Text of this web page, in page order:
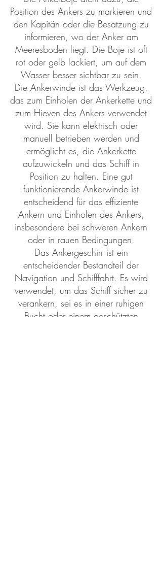
Position des Ankers zu markieren und
den Kapitän oder die Besatzung zu
informieren, wo der Anker am
Meeresboden liegt. Die Boje ist oft
rot oder gelb lackiert, um auf dem
Wasser besser sichtbar zu sein.
Die Ankerwinde ist das Werkzeug,
das zum Einholen der Ankerkette und
zum Hieven des Ankers verwendet
wird. Sie kann elektrisch oder
manuell betrieben werden und
ermöglicht es, die Ankerkette
aufzuwickeln und das Schiff in
Position zu halten. Eine gut
funktionierende Ankerwinde ist
entscheidend für das effiziente
Ankern und Einholen des Ankers,
insbesondere bei schweren Ankern
oder in rauen Bedingungen.
Das Ankergeschirr ist ein
entscheidender Bestandteil der
Navigation und Schifffahrt. Es wird
verwendet, um das Schiff sicher zu
verankern, sei es in einer ruhigen
Bucht oder einem geschützten